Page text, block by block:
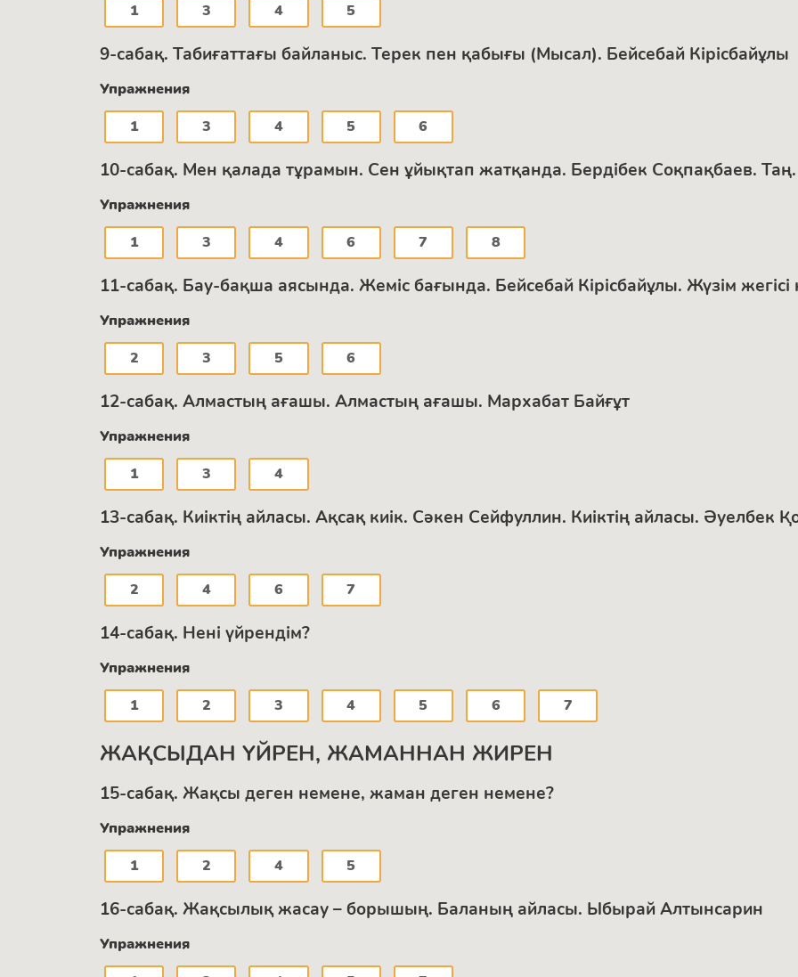
1
3 4 5
9-сабақ. Табиғаттағы байланыс. Терек пен қабығы (Мысал). Бейсебай Кірісбайұлы
Упражнения
1
3 4 5 6
10-сабақ. Мен қалада тұрамын. Сен ұйықтап жатқанда. Бердібек Соқпақбаев.
Упражнения
1
3 4 6 7 8
11-сабақ. Бау-бақша аясында. Жеміс бағында. Бейсебай Кірісбайұлы. Жүзім жегісі
Упражнения
2
3 5 6
12-сабақ. Алмастың ағашы. Алмастың ағашы. Мархабат Байғұт
Упражнения
1
3 4
13-сабақ. Киіктің айласы. Ақсақ киік. Сәкен Сейфуллин. Киіктің айласы. Әуелбек
Упражнения
2
4 6 7
14-сабақ. Нені үйрендім?
Упражнения
1
2 3 4 5 6 7
ЖАҚСЫДАН ҮЙРЕН, ЖАМАННАН ЖИРЕН
15-сабақ. Жақсы деген немене, жаман деген немене?
Упражнения
1
2 4 5
16-сабақ. Жақсылық жасау – борышың. Баланың айласы. Ыбырай Алтынсарин
Упражнения